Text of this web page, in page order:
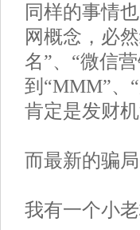
同样的事情
网概念，必
名”、“微信
到“MMM”、
肯定是发财
而最新的骗
我有一个小